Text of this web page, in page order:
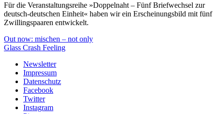
Für die Veranstaltungsreihe »Doppelnaht – Fünf Briefwechsel zur
deutsch-deutschen Einheit« haben wir ein Erscheinungsbild mit fünf
Zwillingspaaren entwickelt.
Beitragsnavigation
Out now: mischen – not only
Glass Crash Feeling
Newsletter
Impressum
Datenschutz
Facebook
Twitter
Instagram